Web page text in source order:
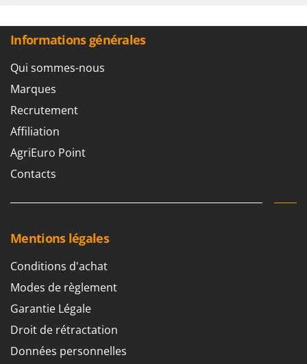
Tondeuses débroussailleuses thermiques
Trancheuses
Trancheuses de sol
Transpalettes
Treuils de débardage
Tronçonneuses
V
Vêtements de Sécurité
Landxcape
LAR Casalinghi
Lavor
Linea VZ
Lisam
Lotusgrill
M
M.A.I.BO.
Makita
Marcato
Marina Systems
Master
Mastercook
Masterpro
Informations générales
Qui sommes-nous
Marques
Recrutement
Affiliation
AgriEuro Point
Contacts
Mentions légales
Conditions d'achat
Modes de règlement
Garantie Légale
Droit de rétractation
Données personnelles